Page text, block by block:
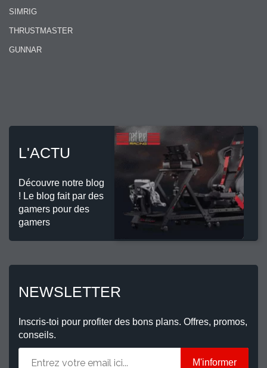
SIMRIG
THRUSTMASTER
GUNNAR
L'ACTU
Découvre notre blog
! Le blog fait par des
gamers pour des
gamers
NEWSLETTER
Inscris-toi pour profiter des bons plans. Offres, promos,
conseils.
M'informer